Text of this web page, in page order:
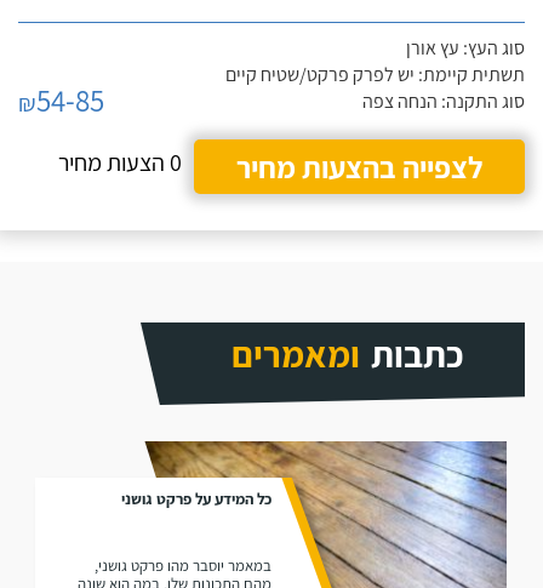
סוג העץ: עץ אורן
תשתית קיימת: יש לפרק פרקט/שטיח קיים
סוג התקנה: הנחה צפה
₪54-85
לצפייה בהצעות מחיר
0 הצעות מחיר
כתבות ומאמרים
כל המידע על פרקט גושני
במאמר יוסבר מהו פרקט גושני,
מהם התכונות שלו, במה הוא שונה